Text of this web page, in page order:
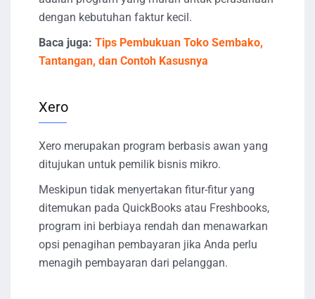
dengan kebutuhan faktur kecil.
Baca juga: Tips Pembukuan Toko Sembako,
Tantangan, dan Contoh Kasusnya
Xero
Xero merupakan program berbasis awan yang
ditujukan untuk pemilik bisnis mikro.
Meskipun tidak menyertakan fitur-fitur yang
ditemukan pada QuickBooks atau Freshbooks,
program ini berbiaya rendah dan menawarkan
opsi penagihan pembayaran jika Anda perlu
menagih pembayaran dari pelanggan.